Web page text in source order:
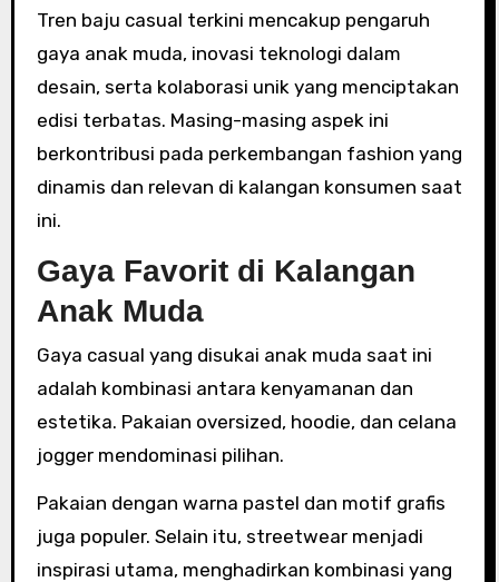
Tren baju casual terkini mencakup pengaruh
gaya anak muda, inovasi teknologi dalam
desain, serta kolaborasi unik yang menciptakan
edisi terbatas. Masing-masing aspek ini
berkontribusi pada perkembangan fashion yang
dinamis dan relevan di kalangan konsumen saat
ini.
Gaya Favorit di Kalangan
Anak Muda
Gaya casual yang disukai anak muda saat ini
adalah kombinasi antara kenyamanan dan
estetika. Pakaian oversized, hoodie, dan celana
jogger mendominasi pilihan.
Pakaian dengan warna pastel dan motif grafis
juga populer. Selain itu, streetwear menjadi
inspirasi utama, menghadirkan kombinasi yang